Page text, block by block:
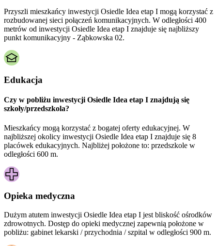
Przyszli mieszkańcy inwestycji Osiedle Idea etap I mogą korzystać z
rozbudowanej sieci połączeń komunikacyjnych. W odległości 400
metrów od inwestycji Osiedle Idea etap I znajduje się najbliższy
punkt komunikacyjny - Ząbkowska 02.
Edukacja
Czy w pobliżu inwestycji Osiedle Idea etap I znajdują się
szkoły/przedszkola?
Mieszkańcy mogą korzystać z bogatej oferty edukacyjnej. W
najbliższej okolicy inwestycji Osiedle Idea etap I znajduje się 8
placówek edukacyjnych. Najbliżej położone to: przedszkole w
odległości 600 m.
Opieka medyczna
Dużym atutem inwestycji Osiedle Idea etap I jest bliskość ośrodków
zdrowotnych. Dostęp do opieki medycznej zapewnią położone w
pobliżu: gabinet lekarski / przychodnia / szpital w odległości 900 m.